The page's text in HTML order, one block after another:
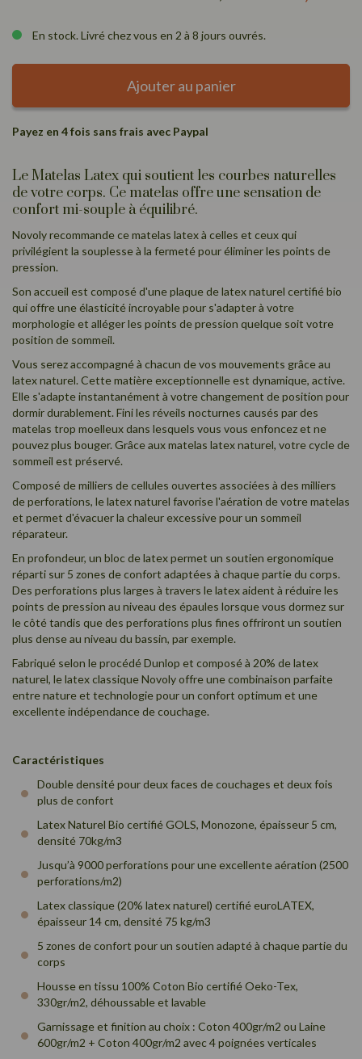
En stock. Livré chez vous en 2 à 8 jours ouvrés.
Ajouter au panier
Payez en 4 fois sans frais avec Paypal
Le Matelas Latex qui soutient les courbes naturelles
de votre corps. Ce matelas offre une sensation de
confort mi-souple à équilibré.
Novoly recommande ce matelas latex à celles et ceux qui
privilégient la souplesse à la fermeté pour éliminer les points de
pression.
Son accueil est composé d'une plaque de latex naturel certifié bio
qui offre une élasticité incroyable pour s'adapter à votre
morphologie et alléger les points de pression quelque soit votre
position de sommeil.
Vous serez accompagné à chacun de vos mouvements grâce au
latex naturel. Cette matière exceptionnelle est dynamique, active.
Elle s'adapte instantanément à votre changement de position pour
dormir durablement. Fini les réveils nocturnes causés par des
matelas trop moelleux dans lesquels vous vous enfoncez et ne
pouvez plus bouger. Grâce aux matelas latex naturel, votre cycle de
sommeil est préservé.
Composé de milliers de cellules ouvertes associées à des milliers
de perforations, le latex naturel favorise l'aération de votre matelas
et permet d'évacuer la chaleur excessive pour un sommeil
réparateur.
En profondeur, un bloc de latex permet un soutien ergonomique
réparti sur 5 zones de confort adaptées à chaque partie du corps.
Des perforations plus larges à travers le latex aident à réduire les
points de pression au niveau des épaules lorsque vous dormez sur
le côté tandis que des perforations plus fines offriront un soutien
plus dense au niveau du bassin, par exemple.
Fabriqué selon le procédé Dunlop et composé à 20% de latex
naturel, le latex classique Novoly offre une combinaison parfaite
entre nature et technologie pour un confort optimum et une
excellente indépendance de couchage.
Caractéristiques
Double densité pour deux faces de couchages et deux fois
plus de confort
Latex Naturel Bio certifié GOLS, Monozone, épaisseur 5 cm,
densité 70kg/m3
Jusqu’à 9000 perforations pour une excellente aération (2500
perforations/m2)
Latex classique (20% latex naturel) certifié euroLATEX,
épaisseur 14 cm, densité 75 kg/m3
5 zones de confort pour un soutien adapté à chaque partie du
corps
Housse en tissu 100% Coton Bio certifié Oeko-Tex,
330gr/m2, déhoussable et lavable
Garnissage et finition au choix : Coton 400gr/m2 ou Laine
600gr/m2 + Coton 400gr/m2 avec 4 poignées verticales